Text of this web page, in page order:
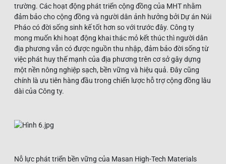
trường. Các hoạt động phát triển cộng đồng của MHT nhằm
đảm bảo cho cộng đồng và người dân ảnh hưởng bởi Dự án Núi
Pháo có đời sống sinh kế tốt hơn so với trước đây. Công ty
mong muốn khi hoạt động khai thác mỏ kết thúc thì người dân
địa phương vẫn có được nguồn thu nhập, đảm bảo đời sống từ
việc phát huy thế mạnh của địa phương trên cơ sở gây dựng
một nền nông nghiệp sạch, bền vững và hiệu quả. Đây cũng
chính là ưu tiên hàng đầu trong chiến lược hỗ trợ cộng đồng lâu
dài của Công ty.
Nỗ lực phát triển bền vững của Masan High-Tech Materials